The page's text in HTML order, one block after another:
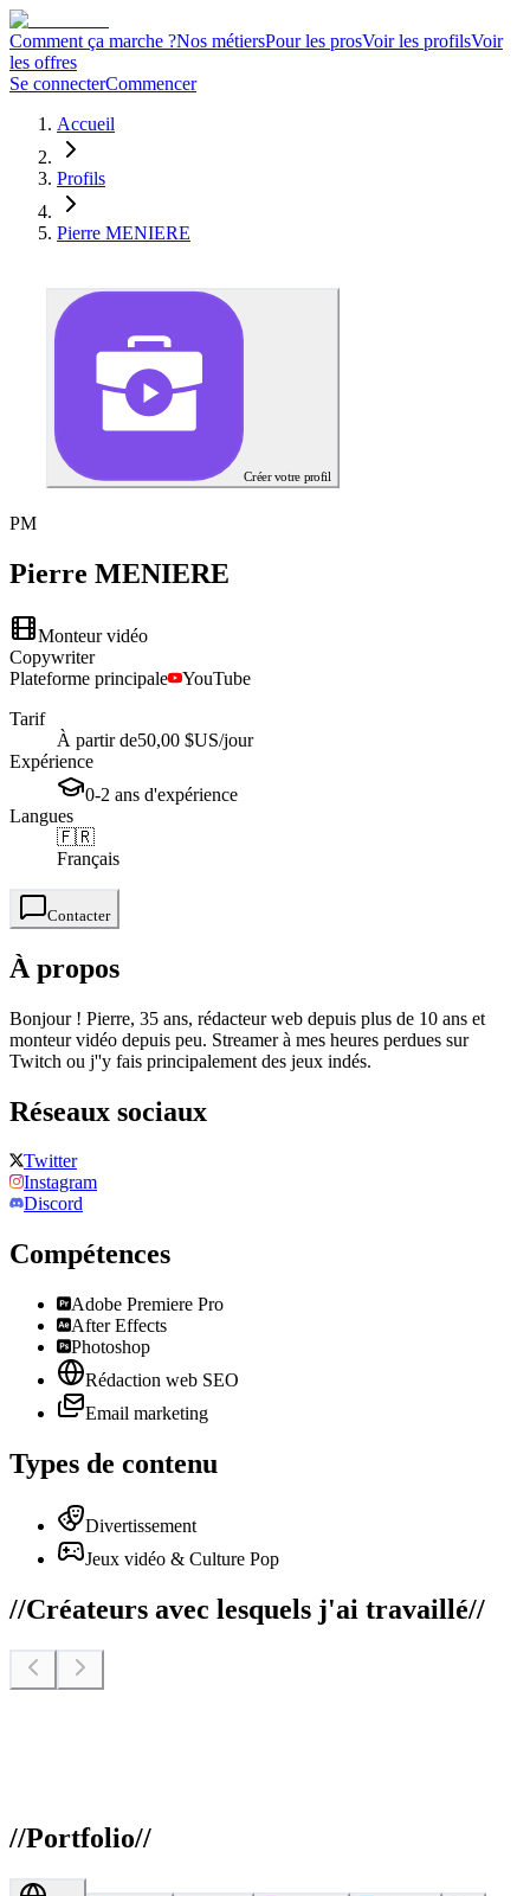
Comment ça marche ?Nos métiersPour les prosVoir les profilsVoir
les offres
Se connecterCommencer
Accueil
Profils
Pierre MENIERE
Créer votre profil
PM
Pierre MENIERE
Monteur vidéo
Copywriter
Plateforme principale
YouTube
Tarif
À partir de50,00 $US/jour
Expérience
0-2 ans d'expérience
Langues
🇫🇷
Français
Contacter
À propos
Bonjour ! Pierre, 35 ans, rédacteur web depuis plus de 10 ans et
monteur vidéo depuis peu. Streamer à mes heures perdues sur
Twitch ou j''y fais principalement des jeux indés.
Réseaux sociaux
Twitter
Instagram
Discord
Compétences
Adobe Premiere Pro
After Effects
Photoshop
Rédaction web SEO
Email marketing
Types de contenu
Divertissement
Jeux vidéo & Culture Pop
//Créateurs avec lesquels j'ai travaillé//
//Portfolio//